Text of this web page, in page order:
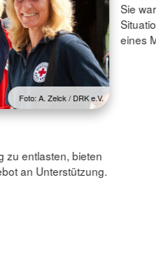
Foto: A. Zelck / DRK e.V.
zu entlasten, bieten
an Unterstützung.
Sie
eines